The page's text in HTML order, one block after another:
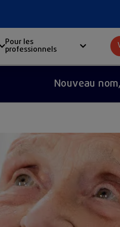
Pour les
professionnels
Nouveau nom,